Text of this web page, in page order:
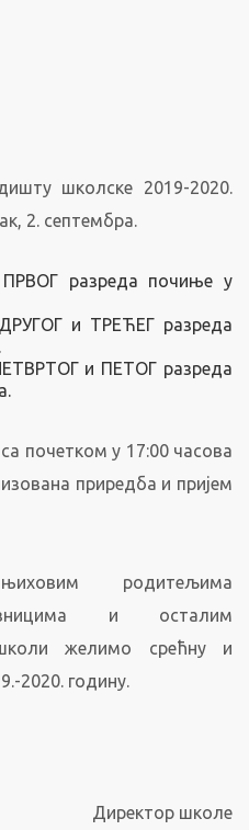
школске 2019-2020.
2. септембра.
ПРВОГ разреда почиње у
и ТРЕЋЕГ разреда
и ПЕТОГ разреда
почетком у 17:00 часова
приредба и пријем
родитељима
и осталим
желимо срећну и
2020. годину.
Директор школе